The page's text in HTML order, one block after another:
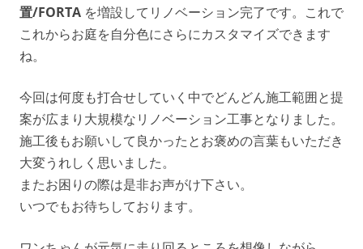
置/FORTA を増設してリノベーション完了です。これで
これからお庭を自分色にさらにカスタマイズできます
ね。
今回は何度も打合せしていく中でどんどん施工範囲と提
案が広まり大規模なリノベーション工事となりました。
施工後もお願いして良かったとお褒めの言葉もいただき
大変うれしく思いました。
またお困りの際は是非お声がけ下さい。
いつでもお待ちしております。